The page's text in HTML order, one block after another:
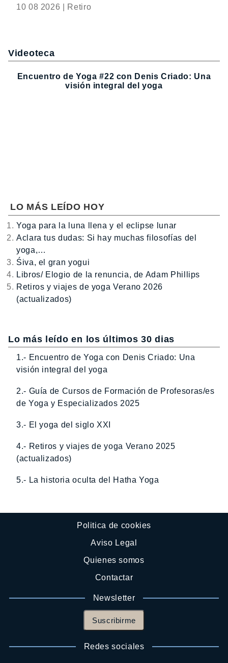
10 08 2026 | Retiro
Videoteca
Encuentro de Yoga #22 con Denis Criado: Una
visión integral del yoga
LO MÁS LEÍDO HOY
Yoga para la luna llena y el eclipse lunar
Aclara tus dudas: Si hay muchas filosofías del
yoga,…
Śiva, el gran yogui
Libros/ Elogio de la renuncia, de Adam Phillips
Retiros y viajes de yoga Verano 2026
(actualizados)
Lo más leído en los últimos 30 dias
1.- Encuentro de Yoga con Denis Criado: Una
visión integral del yoga
2.- Guía de Cursos de Formación de Profesoras/es
de Yoga y Especializados 2025
3.- El yoga del siglo XXI
4.- Retiros y viajes de yoga Verano 2025
(actualizados)
5.- La historia oculta del Hatha Yoga
Politica de cookies
Aviso Legal
Quienes somos
Contactar
Newsletter
Suscribirme
Redes sociales